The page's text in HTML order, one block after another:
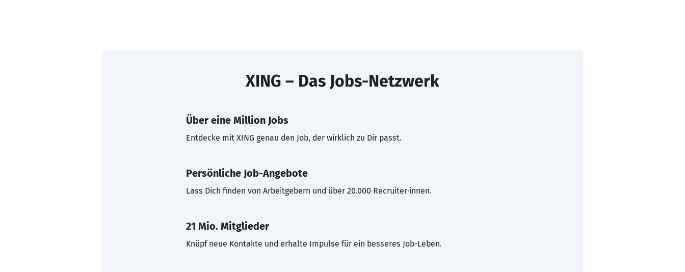
XING – Das Jobs-Netzwerk
Über eine Million Jobs
Entdecke mit XING genau den Job, der wirklich zu Dir passt.
Persönliche Job-Angebote
Lass Dich finden von Arbeitgebern und über 20.000 Recruiter·innen.
21 Mio. Mitglieder
Knüpf neue Kontakte und erhalte Impulse für ein besseres Job-Leben.